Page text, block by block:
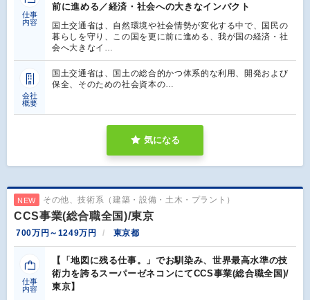
仕事
内容
前に進める／経済・社会への大きなインパクト
国土交通省は、自然環境や社会情勢が変化する中で、国民の
暮らしを守り、この国を更に前に進める、我が国の経済・社
会へ大きなイ…
会社
概要
国土交通省は、国土の総合的かつ体系的な利用、開発および
保全、そのための社会資本の…
気になる
NEW その他、技術系（建築・設備・土木・プラント）
CCS事業(総合職全国)/東京
700万円～1249万円 東京都
仕事
内容
【「地図に残る仕事。」でお馴染み、世界最高水準の技
術力を誇るスーパーゼネコンにてCCS事業(総合職全国)/
東京】